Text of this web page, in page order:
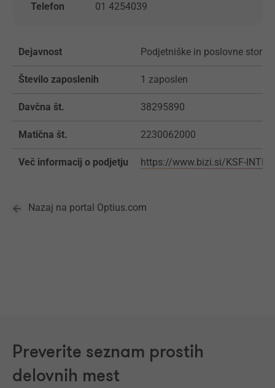
Telefon 01 4254039
Dejavnost Podjetniške in poslovne
Število zaposlenih 1 zaposlen
Davčna št. 38295890
Matična št. 2230062000
Več informacij o podjetju https://www.bizi.si/KSF-
Nazaj na portal Optius.com
Preverite seznam prostih
delovnih mest